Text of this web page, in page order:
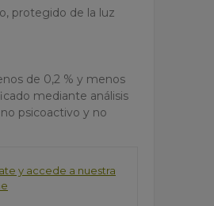
protegido de la luz
de 0,2 % y menos
mediante análisis
psicoactivo y no
y accede a nuestra